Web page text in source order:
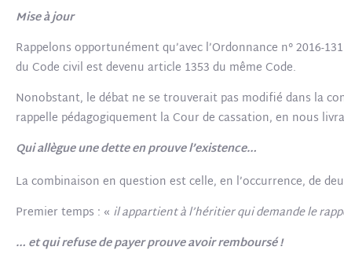
Mise à jour
Rappelons opportunément qu’avec l’Ordonnance n° 2016-
du Code civil est devenu article 1353 du même Code.
Nonobstant, le débat ne se trouverait pas modifié dans la
rappelle pédagogiquement la Cour de cassation, en nous
Qui allègue une dette en prouve l’existence…
La combinaison en question est celle, en l’occurrence, de
Premier temps : « il appartient à l’héritier qui demande le
… et qui refuse de payer prouve avoir remboursé !